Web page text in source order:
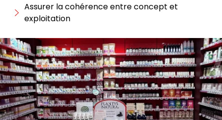
Assurer la cohérence entre concept et
exploitation